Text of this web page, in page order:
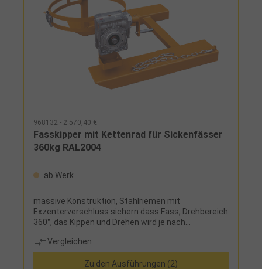
968132 - 2.570,40 €
Fasskipper mit Kettenrad für Sickenfässer
360kg RAL2004
ab Werk
massive Konstruktion, Stahlriemen mit
Exzenterverschluss sichern dass Fass, Drehbereich
360°, das Kippen und Drehen wird je nach
Kettenrad durchgeführt, mit Kettensicherung
gegen ungewolltes Abrutschen von den Zinken
Vergleichen
Zu den Ausführungen (2)